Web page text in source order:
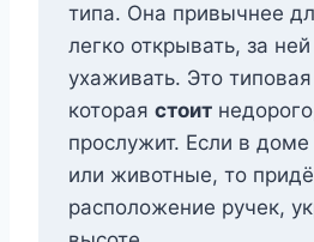
типа. Она привычнее
легко открывать, за
ухаживать. Это
которая стоит
прослужит. Если в
или животные, то
расположение ручек,